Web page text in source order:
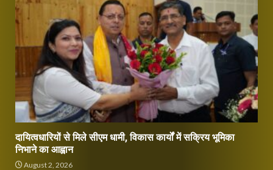
दायित्वधारियों से मिले सीएम धामी, विकास कार्यों में सक्रिय भूमिका
निभाने का आह्वान
August 2, 2026